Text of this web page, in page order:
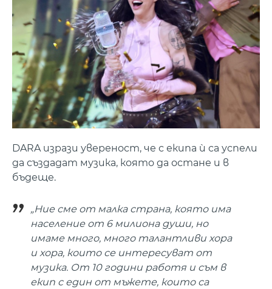
DARA изрази увереност, че с екипа ѝ са успели
да създадат музика, която да остане и в
бъдеще.
„Ние сме от малка страна, която има
население от 6 милиона души, но
имаме много, много талантливи хора
и хора, които се интересуват от
музика. От 10 години работя и съм в
екип с един от мъжете, които са